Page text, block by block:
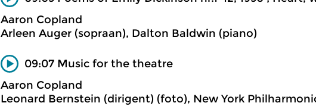
Aaron Copland
Arleen Auger (sopraan), Dalton Baldwin (piano)
09:07 Music for the theatre
Aaron Copland
Leonard Bernstein (dirigent) (foto), New York